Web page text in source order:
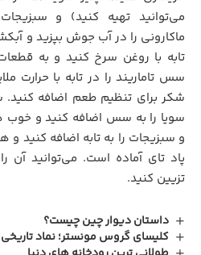
می‌توانید تهیه کنید) و
ماکارونی را در آب جوش بپزید و
تابه با روغن سرخ کنید و به
سس تاماریند را در تابه با حرارت
شکر برای تنظیم طعم اضافه
سویا را به سس اضافه کنید و خوب
و سبزیجات را به تابه اضافه کنید و
پاد تای آماده است. می‌توانید آن
تزیین کنید.
داستان دیوار چین چیست؟
کلیسای گروس‌ مونستر؛ نماد